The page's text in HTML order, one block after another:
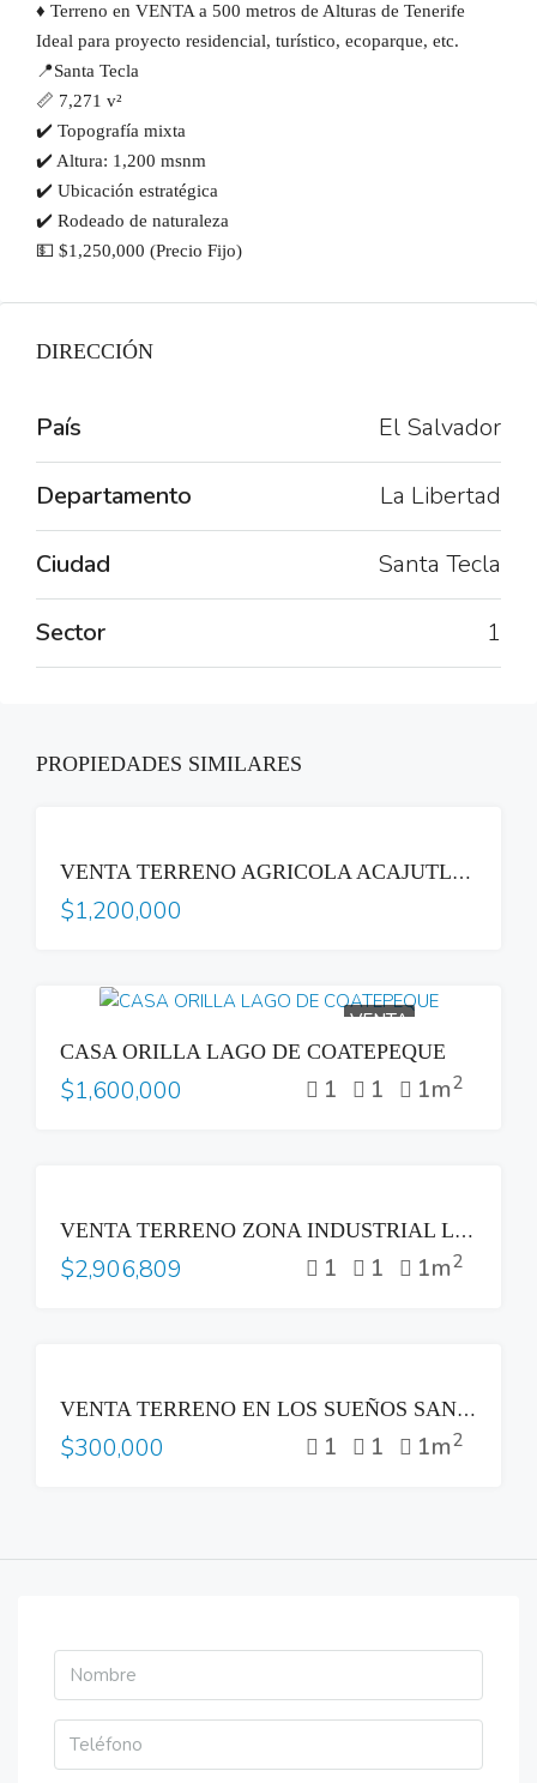
♦️ Terreno en VENTA a 500 metros de Alturas de Tenerife
Ideal para proyecto residencial, turístico, ecoparque, etc.
📍Santa Tecla
📏 7,271 v²
✔️ Topografía mixta
✔️ Altura: 1,200 msnm
✔️ Ubicación estratégica
✔️ Rodeado de naturaleza
💵 $1,250,000 (Precio Fijo)
DIRECCIÓN
País El Salvador
Departamento La Libertad
Ciudad Santa Tecla
Sector 1
PROPIEDADES SIMILARES
VENTA TERRENO AGRICOLA ACAJUTLA SONSONATE CON HACIENDA GANADERA
$1,200,000
VENTA
CASA ORILLA LAGO DE COATEPEQUE
$1,600,000 1 1 1m2
VENTA TERRENO ZONA INDUSTRIAL LOURDES COLON
$2,906,809 1 1 1m2
VENTA TERRENO EN LOS SUEÑOS SANTA TECLA
$300,000 1 1 1m2